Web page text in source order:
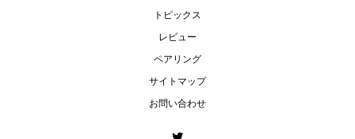
トピックス
レビュー
ペアリング
サイトマップ
お問い合わせ